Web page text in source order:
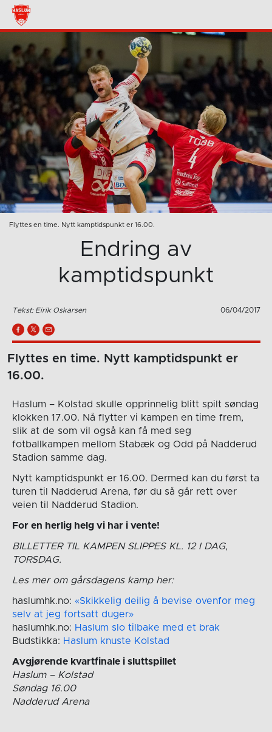
Flyttes en time. Nytt kamptidspunkt er 16.00.
Endring av
kamptidspunkt
Tekst: Eirik Oskarsen 06/04/2017
Flyttes en time. Nytt kamptidspunkt er
16.00.
Haslum – Kolstad skulle opprinnelig blitt spilt søndag
klokken 17.00. Nå flytter vi kampen en time frem,
slik at de som vil også kan få med seg
fotballkampen mellom Stabæk og Odd på Nadderud
Stadion samme dag.
Nytt kamptidspunkt er 16.00. Dermed kan du først ta
turen til Nadderud Arena, før du så går rett over
veien til Nadderud Stadion.
For en herlig helg vi har i vente!
BILLETTER TIL KAMPEN SLIPPES KL. 12 I DAG,
TORSDAG.
Les mer om gårsdagens kamp her:
haslumhk.no: «Skikkelig deilig å bevise ovenfor meg
selv at jeg fortsatt duger»
haslumhk.no: Haslum slo tilbake med et brak
Budstikka: Haslum knuste Kolstad
Avgjørende kvartfinale i sluttspillet
Haslum – Kolstad
Søndag 16.00
Nadderud Arena